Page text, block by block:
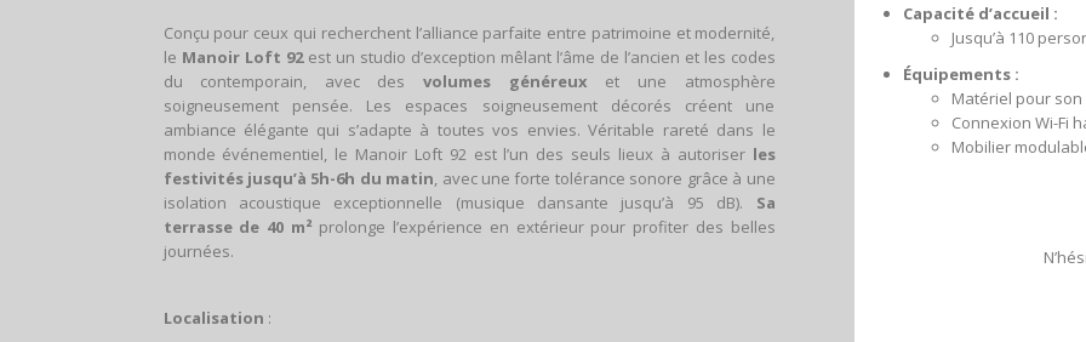
Conçu pour ceux qui recherchent l’alliance parfaite entre patrimoine et modernité,
le Manoir Loft 92est un studio d’exception mêlant l’âme de l’ancien et les codes
du contemporain, avec des volumes généreux et une atmosphère
soigneusement pensée. Les espaces soigneusement décorés créent une
ambiance élégante qui s’adapte à toutes vos envies. Véritable rareté dans le
monde événementiel, le Manoir Loft 92 est l’un des seuls lieux à autoriser les
festivités jusqu’à 5h-6h du matin , avec une forte tolérance sonore grâce à une
isolation acoustique exceptionnelle (musique dansante jusqu’à 95 dB). Sa
terrasse de 40 m²prolonge l’expérience en extérieur pour profiter des belles
journées.
Localisation :
Capacité d’accueil :
Jusqu’à 110
Équipements :
Matériel pour son
Connexion Wi-Fi
Mobilier